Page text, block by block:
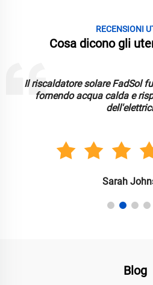
RECENSIONI
Cosa dicono gli
Le luci solari FadSol
Ottimo per
Blog